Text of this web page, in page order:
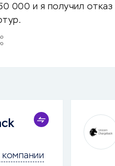
000 и я получил